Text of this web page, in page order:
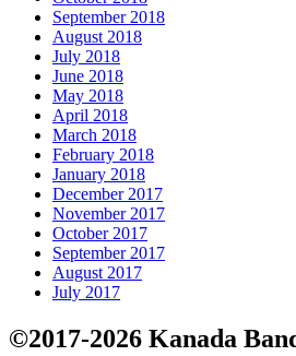
September 2018
August 2018
July 2018
June 2018
May 2018
April 2018
March 2018
February 2018
January 2018
December 2017
November 2017
October 2017
September 2017
August 2017
July 2017
©2017-2026 Kanada